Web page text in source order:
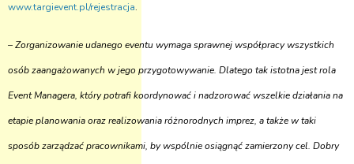
www.targievent.pl/rejestracja.
–Zorganizowanie udanego eventu wymaga sprawnej współpracy wszystkich
osób zaangażowanych w jego przygotowywanie. Dlatego tak istotna jest rola
Event Managera, który potrafi koordynować i nadzorować wszelkie działania na
etapie planowania oraz realizowania różnorodnych imprez, a także w taki
sposób zarządzać pracownikami, by wspólnie osiągnąć zamierzony cel. Dobry